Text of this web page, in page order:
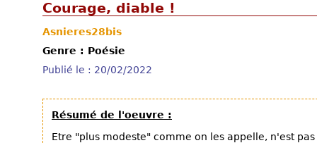
Courage, diable !
Asnieres28bis
Genre : Poésie
Publié le : 20/02/2022
Résumé de l'oeuvre :
Etre "plus modeste" comme on les appelle, n'est